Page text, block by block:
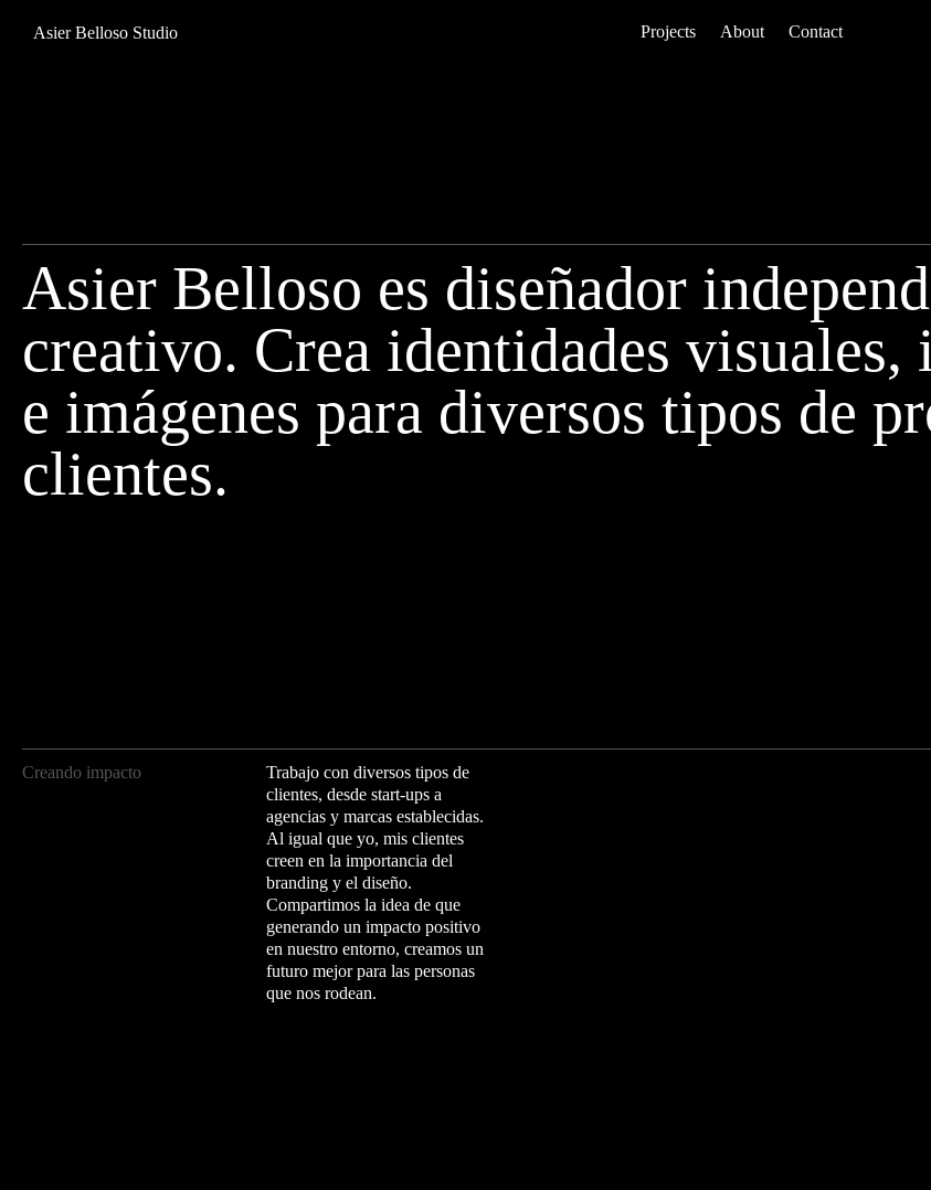
Asier Belloso Studio Projects About Contact
Asier Belloso es diseñador
creativo. Crea identidades visuales,
e imágenes para diversos tipos de
clientes.
Creando impacto
Trabajo con diversos tipos de
clientes, desde start-ups a
agencias y marcas establecidas.
Al igual que yo, mis clientes
creen en la importancia del
branding y el diseño.
Compartimos la idea de que
generando un impacto positivo
en nuestro entorno, creamos un
futuro mejor para las personas
que nos rodean.